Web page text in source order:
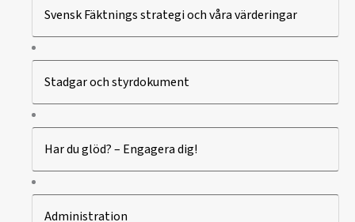
Svensk Fäktnings strategi och våra värderingar
Stadgar och styrdokument
Har du glöd? – Engagera dig!
Administration